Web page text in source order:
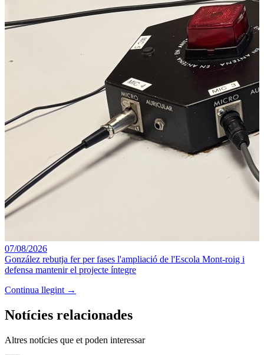
07/08/2026
González rebutja fer per fases l'ampliació de l'Escola Mont-roig i
defensa mantenir el projecte íntegre
Continua llegint →
Notícies relacionades
Altres notícies que et poden interessar